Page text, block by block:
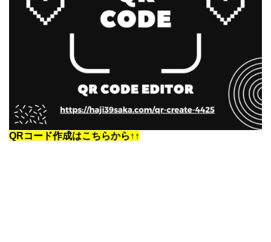
QRコード作成はこちらから↑↑